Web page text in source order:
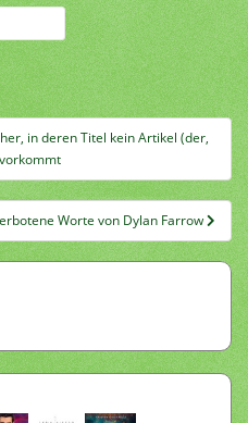
in deren Titel kein Artikel (der,
Worte von Dylan Farrow